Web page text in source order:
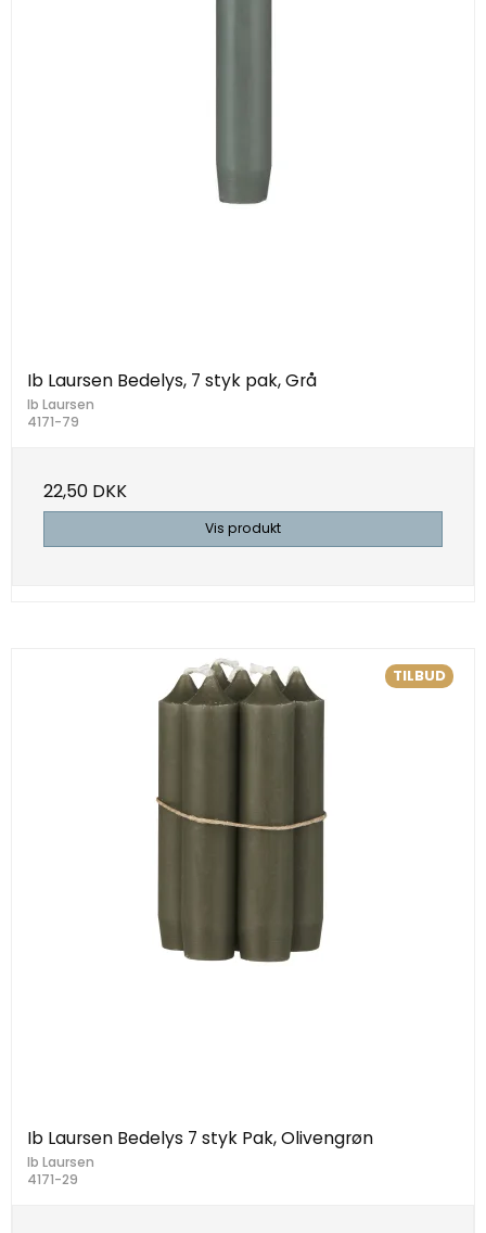
Ib Laursen Bedelys, 7 styk pak, Grå
Ib Laursen
4171-79
22,50 DKK
Vis produkt
TILBUD
Ib Laursen Bedelys 7 styk Pak, Olivengrøn
Ib Laursen
4171-29